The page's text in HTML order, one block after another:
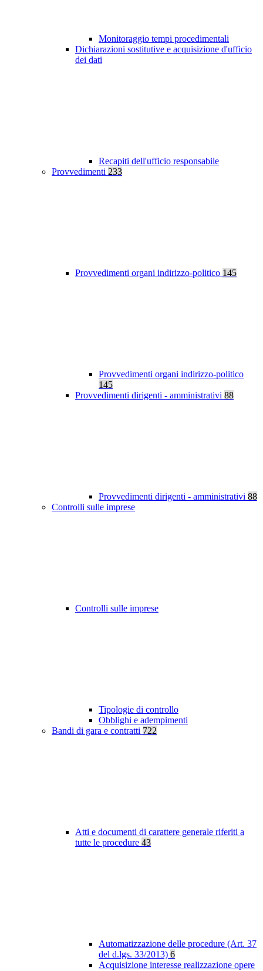
Monitoraggio tempi procedimentali
Dichiarazioni sostitutive e acquisizione d'ufficio
dei dati
Recapiti dell'ufficio responsabile
Provvedimenti 233
Provvedimenti organi indirizzo-politico 145
Provvedimenti organi indirizzo-politico
145
Provvedimenti dirigenti - amministrativi 88
Provvedimenti dirigenti - amministrativi 88
Controlli sulle imprese
Controlli sulle imprese
Tipologie di controllo
Obblighi e adempimenti
Bandi di gara e contratti 722
Atti e documenti di carattere generale riferiti a
tutte le procedure 43
Automatizzazione delle procedure (Art. 37
del d.lgs. 33/2013) 6
Acquisizione interesse realizzazione opere